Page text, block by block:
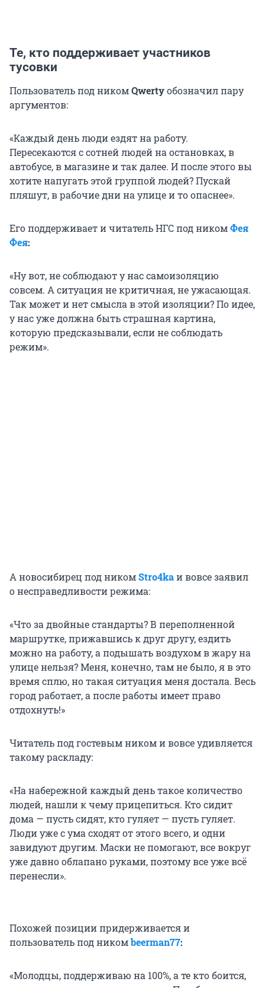
Те, кто поддерживает участников
тусовки
Пользователь под никомQwertyобозначил пару
аргументов:
«Каждый день люди ездят на работу.
Пересекаются с сотней людей на остановках, в
автобусе, в магазине и так далее. И после этого вы
хотите напугать этой группой людей? Пускай
пляшут, в рабочие дни на улице и то опаснее».
Его поддерживает и читатель НГС под никомФея
Фея:
«Ну вот, не соблюдают у нас самоизоляцию
совсем. А ситуация не критичная, не ужасающая.
Так может и нет смысла в этой изоляции? По идее,
у нас уже должна быть страшная картина,
которую предсказывали, если не соблюдать
режим».
А новосибирец под никомStro4kaи вовсе заявил
о несправедливости режима:
«Что за двойные стандарты? В переполненной
маршрутке, прижавшись к друг другу, ездить
можно на работу, а подышать воздухом в жару на
улице нельзя? Меня, конечно, там не было, я в это
время сплю, но такая ситуация меня достала. Весь
город работает, а после работы имеет право
отдохнуть!»
Читатель под гостевым ником и вовсе удивляется
такому раскладу:
«На набережной каждый день такое количество
людей, нашли к чему прицепиться. Кто сидит
дома — пусть сидят, кто гуляет — пусть гуляет.
Люди уже с ума сходят от этого всего, и одни
завидуют другим. Маски не помогают, все вокруг
уже давно облапано руками, поэтому все уже всё
перенесли».
Похожей позиции придерживается и
пользователь под никомbeerman77:
«Молодцы, поддерживаю на 100%, а те кто боится,